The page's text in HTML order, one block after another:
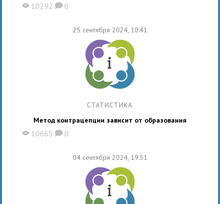
X 10292 K 0
25 сентября 2024, 10:41
СТАТИСТИКА
Метод контрацепции зависит от образования
X 10665 K 0
04 сентября 2024, 19:51